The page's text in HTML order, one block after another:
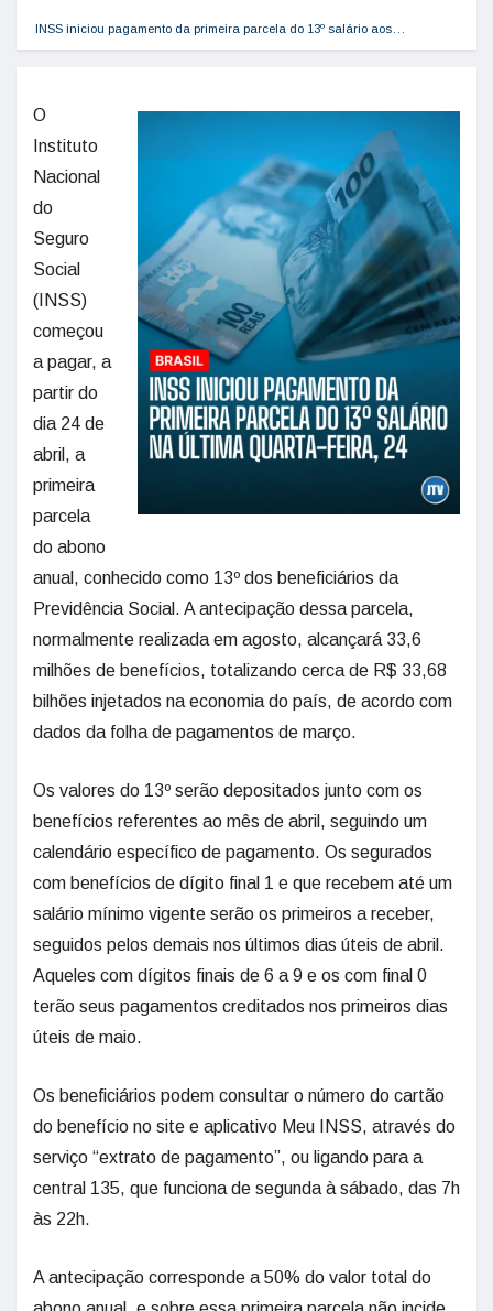
INSS iniciou pagamento da primeira parcela do 13º salário aos…
O
Instituto
Nacional
do
Seguro
Social
(INSS)
começou
a pagar, a
partir do
dia 24 de
abril, a
primeira
parcela
do abono
anual, conhecido como 13º dos beneficiários da
Previdência Social. A antecipação dessa parcela,
normalmente realizada em agosto, alcançará 33,6
milhões de benefícios, totalizando cerca de R$ 33,68
bilhões injetados na economia do país, de acordo com
dados da folha de pagamentos de março.
Os valores do 13º serão depositados junto com os
benefícios referentes ao mês de abril, seguindo um
calendário específico de pagamento. Os segurados
com benefícios de dígito final 1 e que recebem até um
salário mínimo vigente serão os primeiros a receber,
seguidos pelos demais nos últimos dias úteis de abril.
Aqueles com dígitos finais de 6 a 9 e os com final 0
terão seus pagamentos creditados nos primeiros dias
úteis de maio.
Os beneficiários podem consultar o número do cartão
do benefício no site e aplicativo Meu INSS, através do
serviço “extrato de pagamento”, ou ligando para a
central 135, que funciona de segunda à sábado, das 7h
às 22h.
A antecipação corresponde a 50% do valor total do